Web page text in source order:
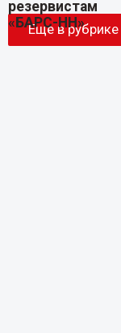
Еще в рубрике